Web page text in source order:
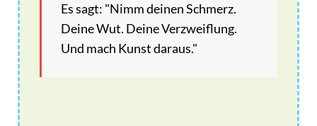
Es sagt: "Nimm deinen Schmerz.
Deine Wut. Deine Verzweiflung.
Und mach Kunst daraus."